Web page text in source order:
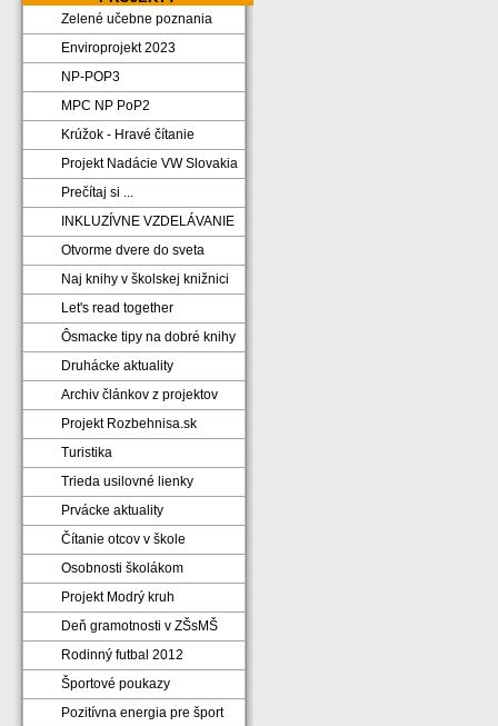
Zelené učebne poznania
Enviroprojekt 2023
NP-POP3
MPC NP PoP2
Krúžok - Hravé čítanie
Projekt Nadácie VW Slovakia
Prečítaj si ...
INKLUZÍVNE VZDELÁVANIE
Otvorme dvere do sveta
Naj knihy v školskej knižnici
Let's read together
Ôsmacke tipy na dobré knihy
Druhácke aktuality
Archiv článkov z projektov
Projekt Rozbehnisa.sk
Turistika
Trieda usilovné lienky
Prvácke aktuality
Čítanie otcov v škole
Osobnosti školákom
Projekt Modrý kruh
Deň gramotnosti v ZŠsMŠ
Rodinný futbal 2012
Športové poukazy
Pozitívna energia pre šport